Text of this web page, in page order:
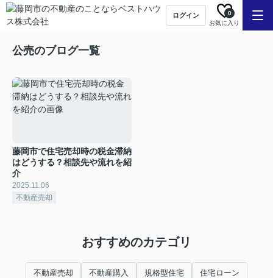
ログイン
お気に入り
0
公売のブログ一覧
藤岡市で住宅売却時の税金滞納
はどうする？相談先や流れを紹
介
2025.11.06
不動産売却
おすすめのカテゴリ
不動産売却 不動産購入 規格型住宅 住宅ローン